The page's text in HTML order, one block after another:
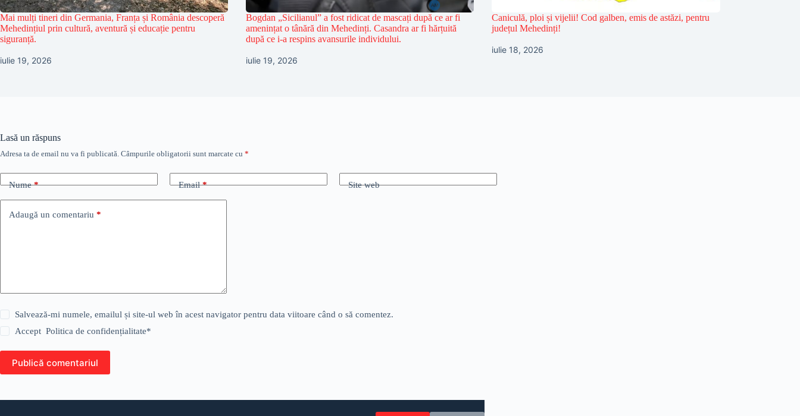
Mai mulți tineri din Germania, Franța și România descoperă
Mehedințiul prin cultură, aventură și educație pentru
siguranță.
iulie 19, 2026
Bogdan „Sicilianul” a fost ridicat de mascați după ce ar fi
amenințat o tânără din Mehedinți. Casandra ar fi hărțuită
după ce i-a respins avansurile individului.
iulie 19, 2026
Caniculă, ploi și vijelii! Cod galben, emis de astăzi, pentru
județul Mehedinți!
iulie 18, 2026
Lasă un răspuns
Adresa ta de email nu va fi publicată. Câmpurile obligatorii sunt marcate cu *
Nume* Email* Site web
Adaugă un comentariu *
Salvează-mi numele, emailul și site-ul web în acest navigator pentru data viitoare când o să comentez.
AcceptPolitica de confidențialitate*
Publică comentariul